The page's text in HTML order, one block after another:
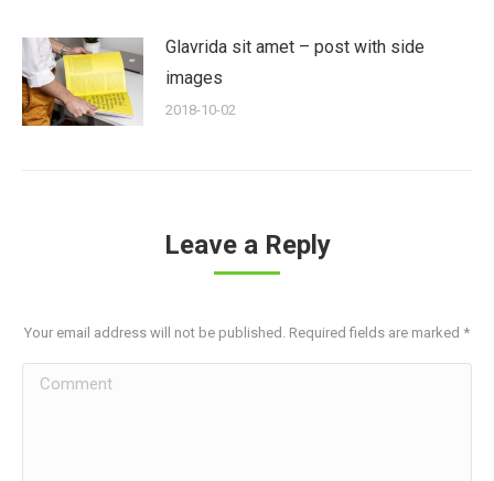
Glavrida sit amet – post with side
images
2018-10-02
Leave a Reply
Your email address will not be published. Required fields are marked *
Comment